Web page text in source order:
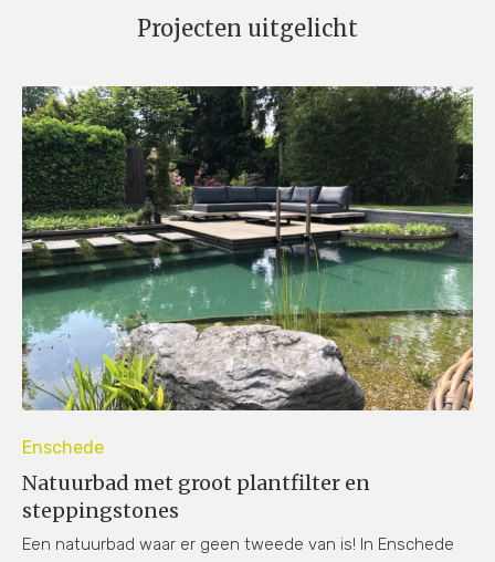
Projecten uitgelicht
Enschede
Natuurbad met groot plantfilter en
steppingstones
Een natuurbad waar er geen tweede van is! In Enschede